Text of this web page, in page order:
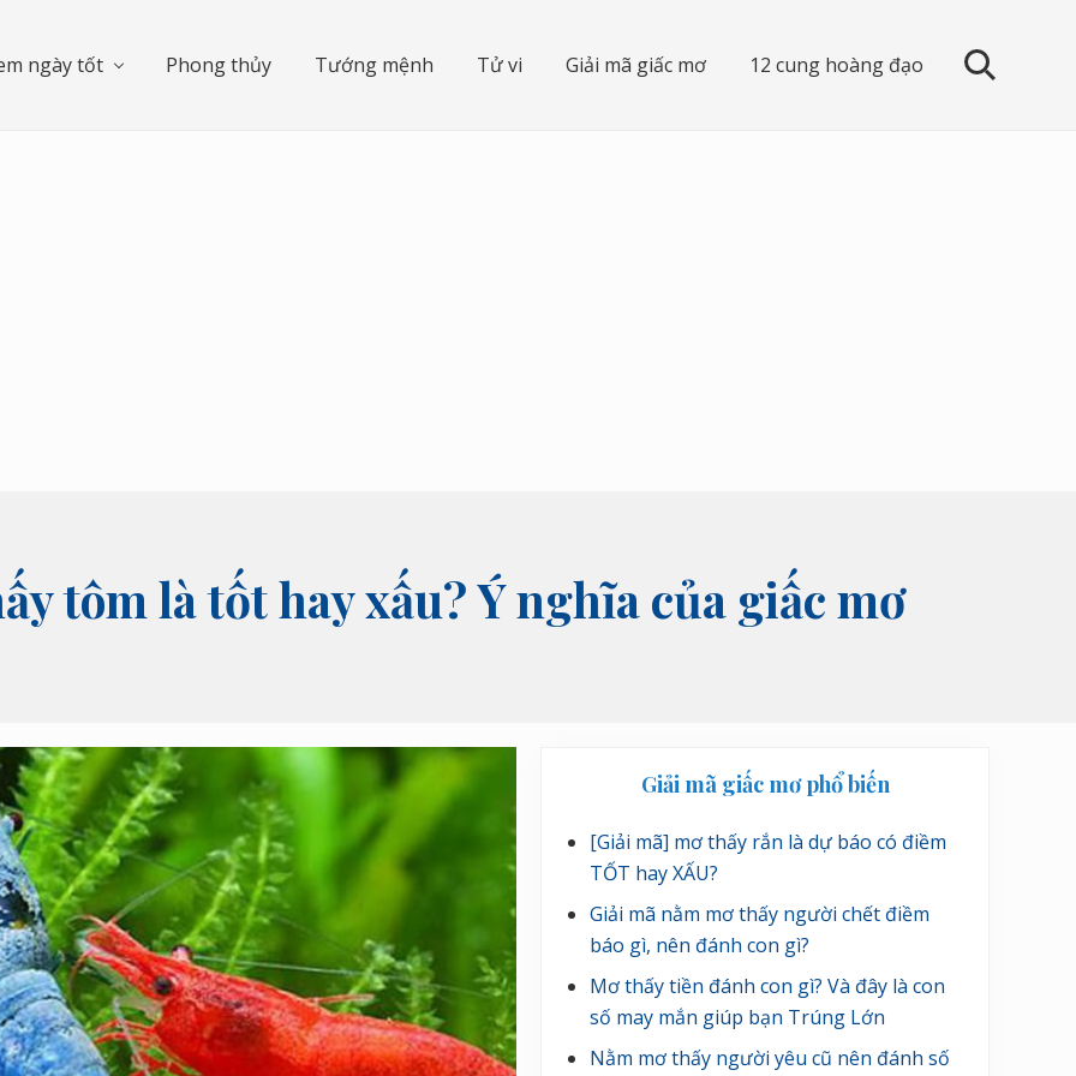
ngày tốt Phong thủy Tướng mệnh Tử vi Giải mã giấc mơ 12 cung hoàng đạo search
tôm là tốt hay xấu? Ý nghĩa của giấc mơ
SidebarGiải mã giấc mơ phổ biến
[Giải mã] mơ thấy rắn là dự báo có điềm
TỐT hay XẤU?
Giải mã nằm mơ thấy người chết điềm
báo gì, nên đánh con gì?
Mơ thấy tiền đánh con gì? Và đây là con
số may mắn giúp bạn Trúng Lớn
Nằm mơ thấy người yêu cũ nên đánh số